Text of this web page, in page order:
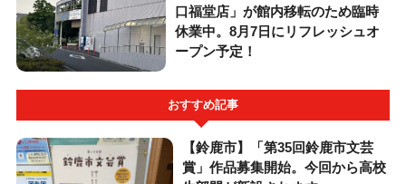
口福堂店」が館内移転のため臨時
休業中。8月7日にリフレッシュオ
ープン予定！
おすすめ記事
【鈴鹿市】「第35回鈴鹿市文芸
賞」作品募集開始。今回から高校